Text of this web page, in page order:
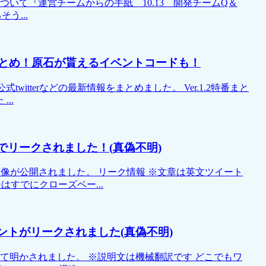
いて『運営チームからの手紙 10.13 開発チームQ＆
う...
め！原石が貰えるイベントコードも！
twitterなどの最新情報をまとめました。 Ver.1.2特番まと
...
リークされました！(真偽不明)
が公開されました。 リーク情報 ※文章は英文ツイート
すでにクローズベー...
トがリークされました(真偽不明)
明かされました。 ※説明文は機械翻訳です どこでもワ